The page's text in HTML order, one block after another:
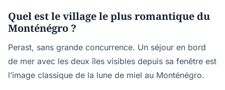
Quel est le village le plus romantique du
Monténégro ?
Perast, sans grande concurrence. Un séjour en bord
de mer avec les deux îles visibles depuis sa fenêtre est
l’image classique de la lune de miel au Monténégro.